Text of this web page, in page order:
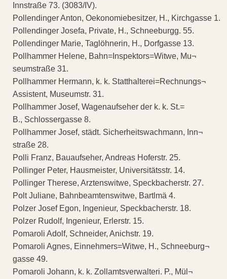
Innstraße 73. (3083/IV).
Pollendinger Anton, Oekonomiebesitzer, H., Kirchgasse 1.
Pollendinger Josefa, Private, H., Schneeburgg. 55.
Pollendinger Marie, Taglöhnerin, H., Dorfgasse 13.
Pollhammer Helene, Bahn=Inspektors=Witwe, Mu¬
seumstraße 31.
Pollhammer Hermann, k. k. Statthalterei=Rechnungs¬
Assistent, Museumstr. 31.
Pollhammer Josef, Wagenaufseher der k. k. St.=
B., Schlossergasse 8.
Pollhammer Josef, städt. Sicherheitswachmann, Inn¬
straße 28.
Polli Franz, Bauaufseher, Andreas Hoferstr. 25.
Pollinger Peter, Hausmeister, Universitätsstr. 14.
Pollinger Therese, Arztenswitwe, Speckbacherstr. 27.
Polt Juliane, Bahnbeamtenswitwe, Bartlmä 4.
Polzer Josef Egon, Ingenieur, Speckbacherstr. 18.
Polzer Rudolf, Ingenieur, Erlerstr. 15.
Pomaroli Adolf, Schneider, Anichstr. 19.
Pomaroli Agnes, Einnehmers=Witwe, H., Schneeburg¬
gasse 49.
Pomaroli Johann, k. k. Zollamtsverwalteri. P., Mül¬